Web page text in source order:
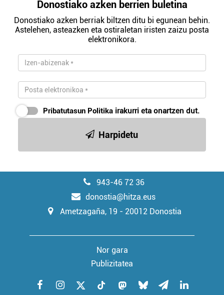
Donostiako azken berrien buletina
Donostiako azken berriak biltzen ditu bi egunean behin.
Astelehen, asteazken eta ostiraletan iristen zaizu posta
elektronikora.
Pribatutasun Politika irakurri eta onartzen dut.
Harpidetu
943-46 72 36
donostia@hitza.eus
Ametzagaña, 19 - 20012 Donostia
Nor gara
Publizitatea